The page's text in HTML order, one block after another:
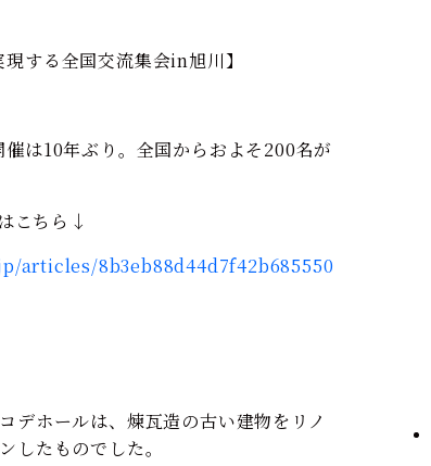
する全国交流集会in旭川】
は10年ぶり。全国からおよそ200名が
こちら↓
articles/8b3eb88d44d7f42b685550
デホールは、煉瓦造の古い建物をリノ
したものでした。